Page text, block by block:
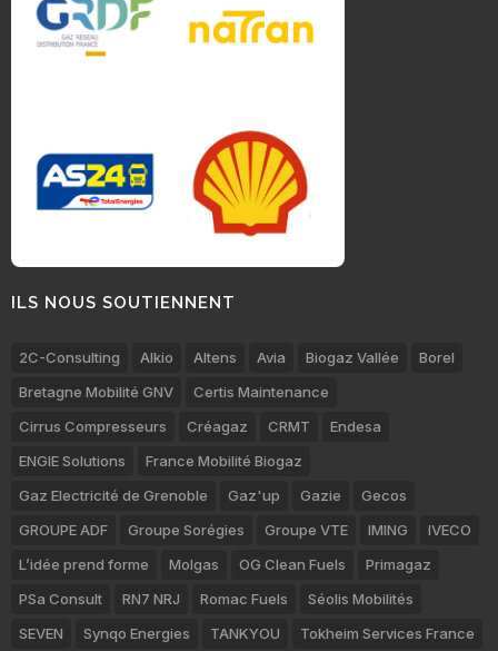
ILS NOUS SOUTIENNENT
2C-Consulting Alkio Altens Avia Biogaz Vallée
Borel
Bretagne Mobilité GNV
Certis Maintenance
Cirrus Compresseurs
Créagaz CRMT
Endesa
ENGIE Solutions
France Mobilité Biogaz
Gaz Electricité de Grenoble
Gaz'up Gazie
Gecos
GROUPE ADF
Groupe Sorégies Groupe VTE IMING
IVECO
L’idée prend forme
Molgas OG Clean Fuels
Primagaz
PSa Consult
RN7 NRJ Romac Fuels
Séolis Mobilités
SEVEN
Synqo Energies TANKYOU Tokheim Services France